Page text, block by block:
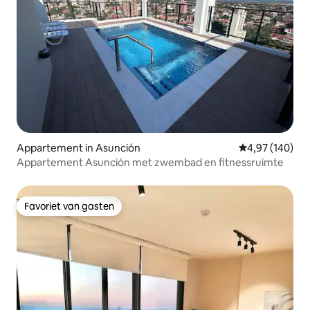
Appartement in Asunción Gemiddelde
4,97 (140)
Appartement Asunción met zwembad en fitnessruimte
Favoriet van gasten
Favoriet van gasten